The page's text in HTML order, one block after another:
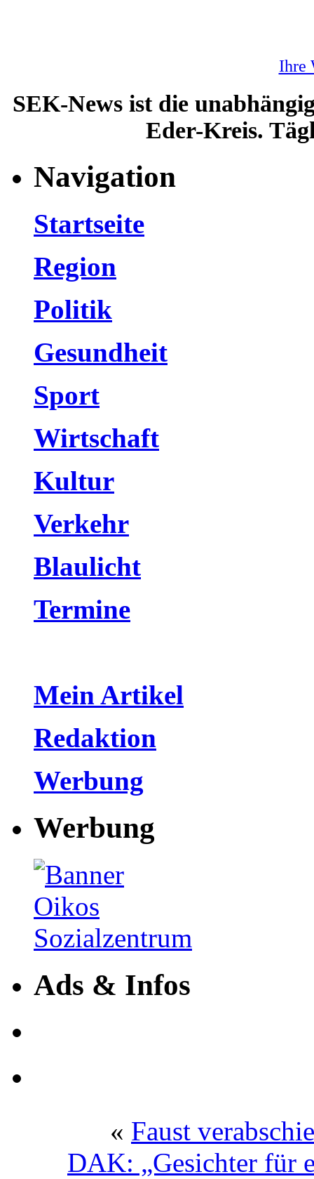
Ihre
SEK-News ist die
Eder-Kreis.
Navigation
Startseite
Region
Politik
Gesundheit
Sport
Wirtschaft
Kultur
Verkehr
Blaulicht
Termine
Mein Artikel
Redaktion
Werbung
Werbung
Ads & Infos
« Faust
DAK: „Gesichter für